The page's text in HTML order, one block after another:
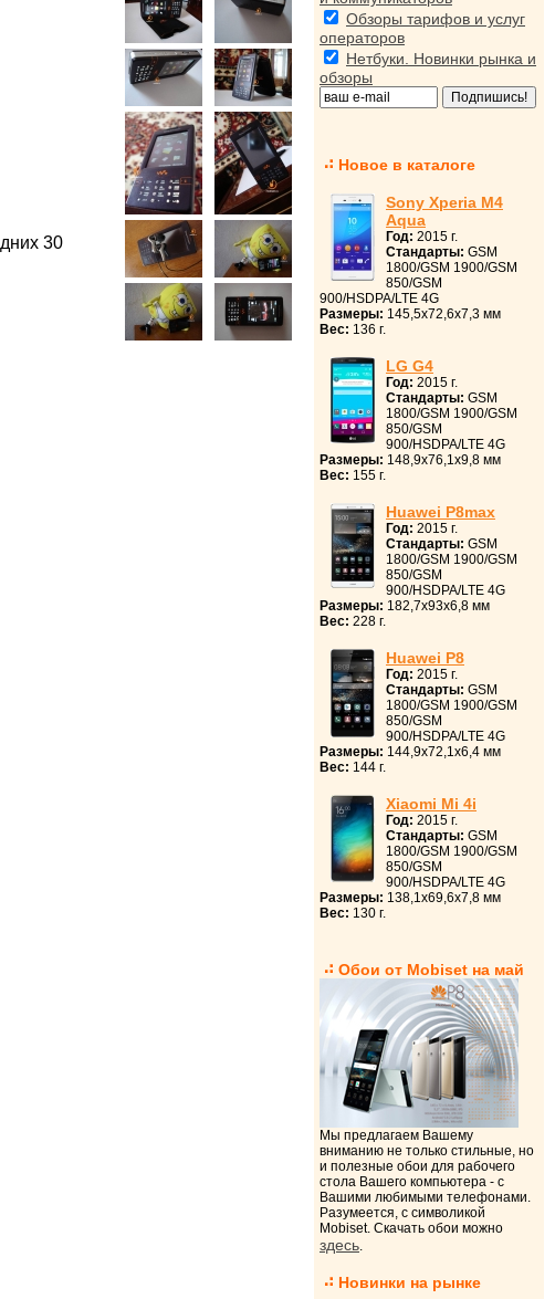
30
Обзоры тарифов и услуг
операторов
Нетбуки. Новинки рынка и
обзоры
Новое в каталоге
Sony Xperia M4
Aqua
Год: 2015 г.
Стандарты: GSM
1800/GSM 1900/GSM
850/GSM
900/HSDPA/LTE 4G
Размеры: 145,5x72,6x7,3 мм
Вес: 136 г.
LG G4
Год: 2015 г.
Стандарты: GSM
1800/GSM 1900/GSM
850/GSM
900/HSDPA/LTE 4G
Размеры: 148,9x76,1x9,8 мм
Вес: 155 г.
Huawei P8max
Год: 2015 г.
Стандарты: GSM
1800/GSM 1900/GSM
850/GSM
900/HSDPA/LTE 4G
Размеры: 182,7x93x6,8 мм
Вес: 228 г.
Huawei P8
Год: 2015 г.
Стандарты: GSM
1800/GSM 1900/GSM
850/GSM
900/HSDPA/LTE 4G
Размеры: 144,9x72,1x6,4 мм
Вес: 144 г.
Xiaomi Mi 4i
Год: 2015 г.
Стандарты: GSM
1800/GSM 1900/GSM
850/GSM
900/HSDPA/LTE 4G
Размеры: 138,1x69,6x7,8 мм
Вес: 130 г.
Обои от Mobiset на май
Мы предлагаем Вашему
вниманию не только стильные, но
и полезные обои для рабочего
стола Вашего компьютера - с
Вашими любимыми телефонами.
Разумеется, с символикой
Mobiset. Скачать обои можно
здесь.
Новинки на рынке